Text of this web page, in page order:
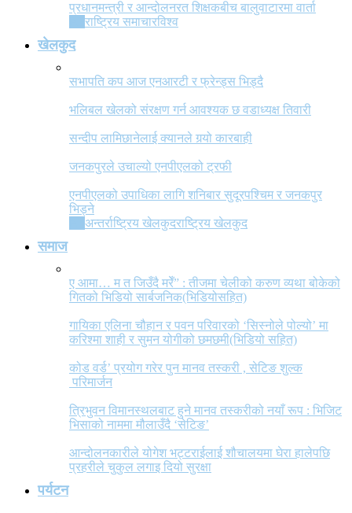
प्रधानमन्त्री र आन्दोलनरत शिक्षकबीच बालुवाटारमा वार्ता
राष्ट्रिय समाचारविश्व
खेलकुद
सभापति कप आज एनआरटी र फ्रेन्ड्स भिड्दै
भलिबल खेलको संरक्षण गर्न आवश्यक छ वडाध्यक्ष तिवारी
सन्दीप लामिछानेलाई क्यानले गर्‍यो कारबाही
जनकपुरले उचाल्यो एनपीएलको ट्रफी
एनपीएलको उपाधिका लागि शनिबार सुदूरपश्चिम र जनकपुर
भिड्ने
अन्तर्राष्ट्रिय खेलकुदराष्ट्रिय खेलकुद
समाज
ए आमा… म त जिउँदै मरेँ” : तीजमा चेलीको करुण व्यथा बोकेको
गितको भिडियो सार्बजनिक(भिडियोसहित)
गायिका एलिना चौहान र पवन परिवारको ‘सिस्नोले पोल्यो’ मा
करिश्मा शाही र सुमन योगीको छमछमी(भिडियो सहित)
कोड वर्ड’ प्रयोग गरेर पुन मानव तस्करी , सेटिङ शुल्क
परिमार्जन
त्रिभुवन विमानस्थलबाट हुने मानव तस्करीको नयाँ रूप : भिजिट
भिसाको नाममा मौलाउँदै ‘सेटिङ’
आन्दोलनकारीले योगेश भट्टराईलाई शौचालयमा घेरा हालेपछि
प्रहरीले चुकुल लगाइ दियो सुरक्षा
पर्यटन